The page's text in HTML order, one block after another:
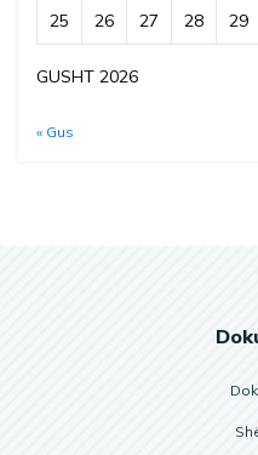
GUSHT 2026
25 26 27 28 29
« Gus